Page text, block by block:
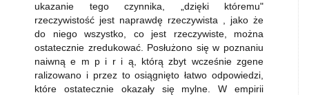
ukazanie tego czynnika, „dzięki któremu"
rzeczywistość jest naprawdę rzeczywista , jako że
do niego wszystko, co jest rzeczywiste, można
ostatecznie zredukować. Posłużono się w poznaniu
naiwną e m p i r i ą, którą zbyt wcześnie zgene
ralizowano i przez to osiągnięto łatwo odpowiedzi,
które ostatecznie okazały się mylne. W empirii